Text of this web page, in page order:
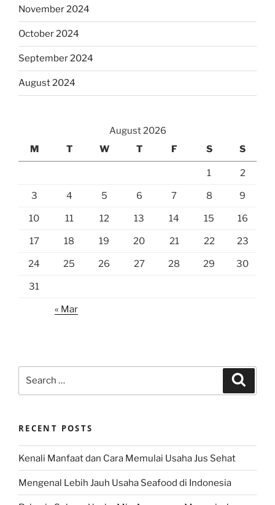
November 2024
October 2024
September 2024
August 2024
August 2026
M
T W T F S S
1 2
3 4 5 6 7 8 9
10 11 12 13 14 15 16
17 18 19 20 21 22 23
24 25 26 27 28 29 30
31
« Mar
RECENT POSTS
Kenali Manfaat dan Cara Memulai Usaha Jus Sehat
Mengenal Lebih Jauh Usaha Seafood di Indonesia